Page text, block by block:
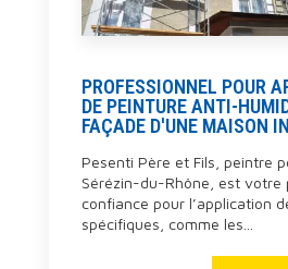
PROFESSIONNEL POUR
DE PEINTURE ANTI-
FAÇADE D'UNE MAISON
Pesenti Père et Fils, peintre
Sérézin-du-Rhône, est votre
confiance pour l’application
spécifiques, comme les...